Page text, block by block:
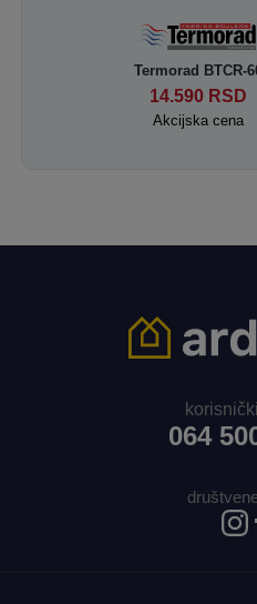
Termorad BTCR-
14.590 RSD
Akcijska cena
064